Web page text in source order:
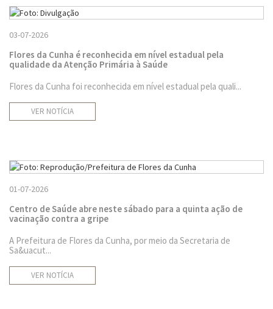
03-07-2026
Flores da Cunha é reconhecida em nível estadual pela
qualidade da Atenção Primária à Saúde
Flores da Cunha foi reconhecida em nível estadual pela quali...
VER NOTÍCIA
01-07-2026
Centro de Saúde abre neste sábado para a quinta ação de
vacinação contra a gripe
A Prefeitura de Flores da Cunha, por meio da Secretaria de
Sa&uacut...
VER NOTÍCIA